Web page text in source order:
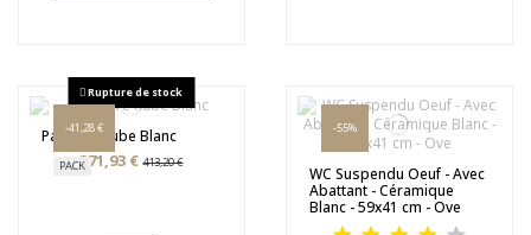
-41,28 €
PACK
Rupture de stock
Pack WC Kube Blanc
371,93 €413,20 €
-55%
WC Suspendu Oeuf - Avec
Abattant - Céramique
Blanc - 59x41 cm - Ove